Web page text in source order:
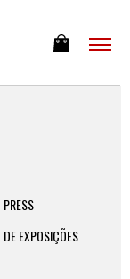
EXPOSIÇÕES